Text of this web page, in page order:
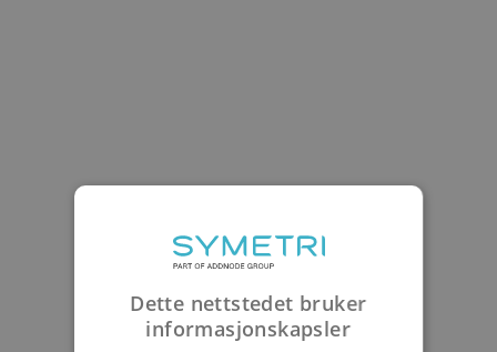
Dette nettstedet bruker
informasjonskapsler